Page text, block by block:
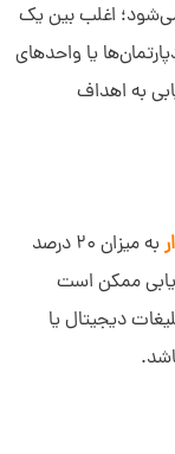
می‌شود؛ اغلب بین یک
یا واحدهای
به اهداف
به میزان ۲۰ درصد
ممکن است
دیجیتال یا